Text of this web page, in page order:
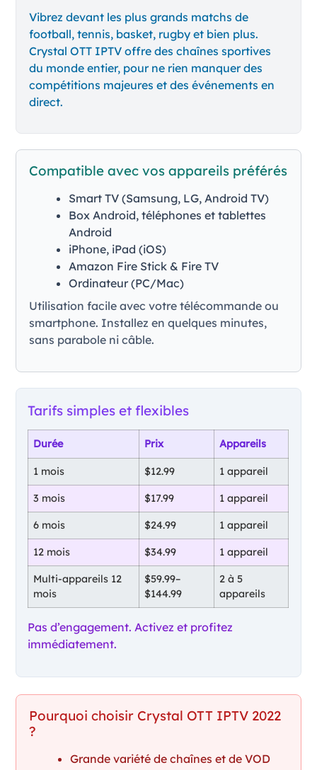
Vibrez devant les plus grands matchs de
football, tennis, basket, rugby et bien plus.
Crystal OTT IPTV offre des chaînes sportives
du monde entier, pour ne rien manquer des
compétitions majeures et des événements en
direct.
Compatible avec vos appareils préférés
Smart TV (Samsung, LG, Android TV)
Box Android, téléphones et tablettes
Android
iPhone, iPad (iOS)
Amazon Fire Stick & Fire TV
Ordinateur (PC/Mac)
Utilisation facile avec votre télécommande ou
smartphone. Installez en quelques minutes,
sans parabole ni câble.
Tarifs simples et flexibles
Durée Prix Appareils
1 mois $12.99 1 appareil
3 mois $17.99 1 appareil
6 mois $24.99 1 appareil
12 mois $34.99 1 appareil
Multi-appareils 12
mois
$59.99–
$144.99
2 à 5
appareils
Pas d’engagement. Activez et profitez
immédiatement.
Pourquoi choisir Crystal OTT IPTV 2022
?
Grande variété de chaînes et de VOD